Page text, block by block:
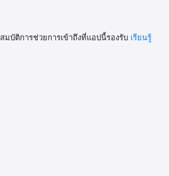
บัติการช่วยการเข้าถึงที่แอปนี้รองรับ เรียนรู้